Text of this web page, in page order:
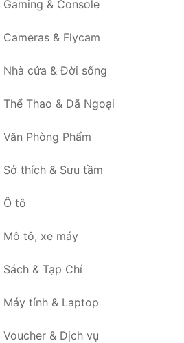
Gaming & Console
Cameras & Flycam
Nhà cửa & Đời sống
Thể Thao & Dã Ngoại
Văn Phòng Phẩm
Sở thích & Sưu tầm
Ô tô
Mô tô, xe máy
Sách & Tạp Chí
Máy tính & Laptop
Voucher & Dịch vụ